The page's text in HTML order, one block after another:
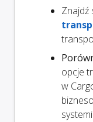
Znajdź
opcje
w